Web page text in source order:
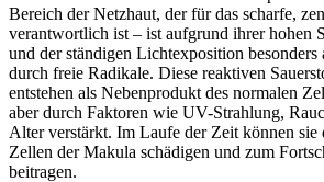
Bereich der Netzhaut, der für das scharfe,
verantwortlich ist – ist aufgrund ihrer hohen
und der ständigen Lichtexposition
durch freie Radikale. Diese reaktiven
entstehen als Nebenprodukt des normalen
aber durch Faktoren wie UV-Strahlung,
Alter verstärkt. Im Laufe der Zeit können sie
Zellen der Makula schädigen und zum
beitragen.